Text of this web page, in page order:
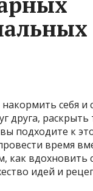
себя и
друга, раскрыть
подходите к
время
как вдохновить
идей и